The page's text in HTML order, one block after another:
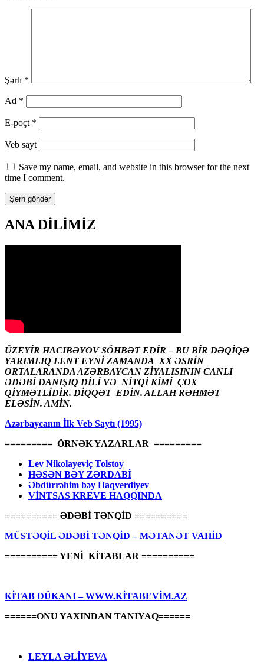
Şərh *
Ad *
E-poçt *
Veb sayt
Save my name, email, and website in this browser for the next
time I comment.
ANA DİLİMİZ
ÜZEYİR HACIBƏYOV SÖHBƏT EDİR – BU BİR DƏQİQƏ
YARIMLIQ LENT EYNİ ZAMANDA XX ƏSRİN
ORTALARANDA AZƏRBAYCAN ZİYALISININ CANLI
ƏDƏBİ DANIŞIQ DİLİ VƏ NİTQİ KİMİ ÇOX
QİYMƏTLİDİR. DİQQƏT EDİN. ALLAH RƏHMƏT
ELƏSİN. AMİN.
Azərbaycanın İlk Veb Saytı (1995)
========= ÖRNƏK YAZARLAR =========
Lev Nikolayeviç Tolstoy
HƏSƏN BƏY ZƏRDABİ
Əbdürrəhim bəy Haqverdiyev
VİNTSAS KREVE HAQQINDA
========== ƏDƏBİ TƏNQİD ==========
MÜSTƏQİL ƏDƏBİ TƏNQİD – MƏTANƏT VAHİD
========== YENİ KİTABLAR ==========
KİTAB DÜKANI – WWW.KİTABEVİM.AZ
======ONU YAXINDAN TANIYAQ======
LEYLA ƏLİYEVA